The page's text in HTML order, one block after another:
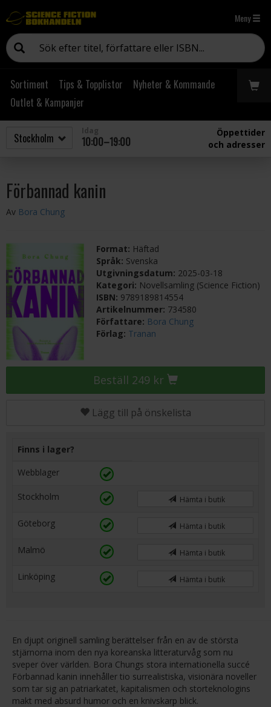
Meny
Sortiment Tips & Topplistor
Nyheter & Kommande
Outlet & Kampanjer
10:00–19:00
Öppettider
och adresser
Förbannad kanin
Av Bora Chung
Format: Häftad
Språk: Svenska
Utgivningsdatum: 2025-03-18
Kategori: Novellsamling (Science Fiction)
ISBN: 9789189814554
Artikelnummer: 734580
Författare: Bora Chung
Förlag: Tranan
Beställ 249 kr
Lägg till på önskelista
Finns i lager?
Webblager
Stockholm Hämta i butik
Göteborg Hämta i butik
Malmö Hämta i butik
Linköping Hämta i butik
En djupt originell samling berättelser från en av de största
stjärnorna inom den nya koreanska litteraturvåg som nu
sveper över världen. Bora Chungs stora internationella succé
Förbannad kanin innehåller tio surrealistiska, visionära noveller
som tar sig an patriarkatet, kapitalismen och storteknologins
makt med absurd humor och en knivskarp blick.